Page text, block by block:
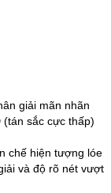
giải mãn nhãn
sắc cực thấp)
chế hiện tượng lóe
và độ rõ nét vượt